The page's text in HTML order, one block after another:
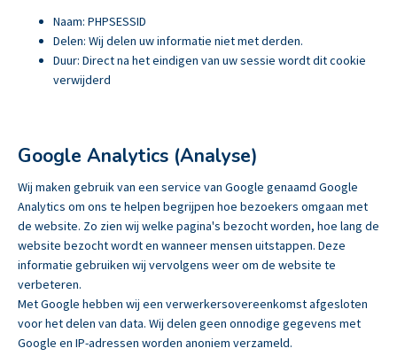
Naam: PHPSESSID
Delen: Wij delen uw informatie niet met derden.
Duur: Direct na het eindigen van uw sessie wordt dit cookie
verwijderd
Google Analytics (Analyse)
Wij maken gebruik van een service van Google genaamd Google
Analytics om ons te helpen begrijpen hoe bezoekers omgaan met
de website. Zo zien wij welke pagina's bezocht worden, hoe lang de
website bezocht wordt en wanneer mensen uitstappen. Deze
informatie gebruiken wij vervolgens weer om de website te
verbeteren.
Met Google hebben wij een verwerkersovereenkomst afgesloten
voor het delen van data. Wij delen geen onnodige gegevens met
Google en IP-adressen worden anoniem verzameld.